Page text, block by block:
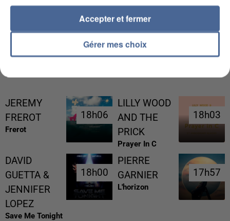
UNE TOURISTE DE L’OISE EMPORTÉE PAR UNE
COULÉE DE BOUE EN HAUTE-SAVOIE
RÉCEMMENT DIFFUSÉ
JEREMY
FREROT
Frerot
18h06
18h06
LILLY WOOD
AND THE
PRICK
Prayer In C
18h03
18h03
DAVID
GUETTA &
JENNIFER
LOPEZ
Save Me Tonight
18h00
18h00
PIERRE
GARNIER
L'horizon
17h57
17h57
Gérer mes choix
Accepter et fermer